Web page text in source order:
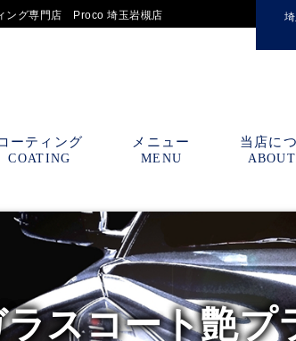
ング専門店 Proco 埼玉岩槻店
ーティング
COATING
メニュー
MENU
当店に
スコート艶プ